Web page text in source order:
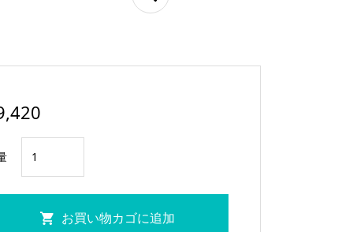
磨
お買い物カゴに追加